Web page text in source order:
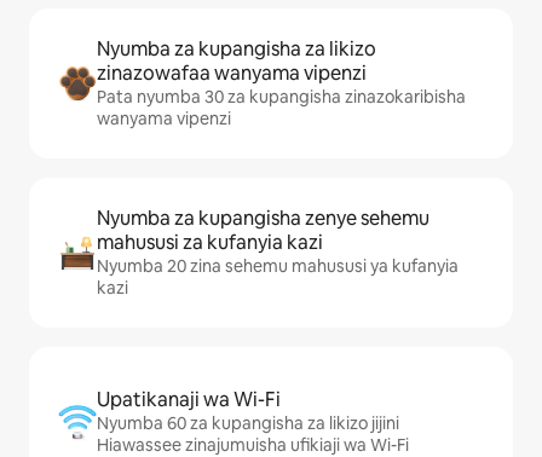
Nyumba za kupangisha za likizo
zinazowafaa wanyama vipenzi
Pata nyumba 30 za kupangisha zinazokaribisha
wanyama vipenzi
Nyumba za kupangisha zenye sehemu
mahususi za kufanyia kazi
Nyumba 20 zina sehemu mahususi ya kufanyia
kazi
Upatikanaji wa Wi-Fi
Nyumba 60 za kupangisha za likizo jijini
Hiawassee zinajumuisha ufikiaji wa Wi-Fi